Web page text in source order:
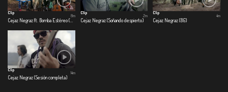
Clip
Cejaz Negraz ft. Bomba Estéreo (El Preso)
8m
Clip
Cejaz Negraz (Soñando despierto)
2m
Clip
Cejaz Negraz (8G)
4m
Clip
Cejaz Negraz (Sesión completa)
14m